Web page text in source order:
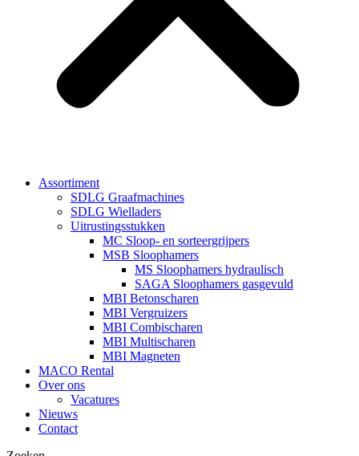
Assortiment
SDLG Graafmachines
SDLG Wielladers
Uitrustingsstukken
MC Sloop- en sorteergrijpers
MSB Sloophamers
MS Sloophamers hydraulisch
SAGA Sloophamers gasgevuld
MBI Betonscharen
MBI Vergruizers
MBI Combischaren
MBI Multischaren
MBI Magneten
MACO Rental
Over ons
Vacatures
Nieuws
Contact